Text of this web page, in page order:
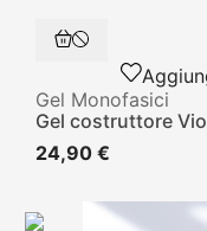
Gel Monofasici
Gel costruttore
24,90 €